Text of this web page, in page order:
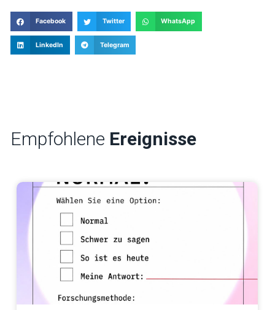
Facebook Twitter WhatsApp
LinkedIn Telegram
Empfohlene Ereignisse